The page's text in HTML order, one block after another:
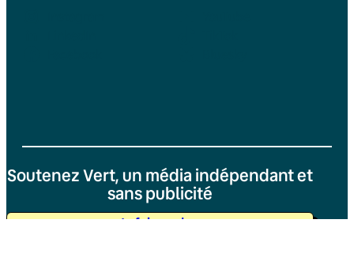
Soutenez Vert, un média indépendant et
sans publicité
Je fais un don